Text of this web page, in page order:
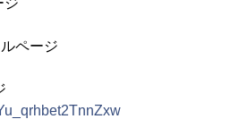
ジ
ページ